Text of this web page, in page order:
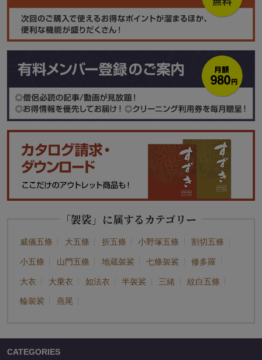
「袈裟」に属するカテゴリー
威儀五條 大五條 折五條 小野塚五條 割切五條
小五條 山門五條 地蔵袈裟 七條袈裟 修多羅
大衣 大乗衣 如法衣 半袈裟 三緒 紋白五條
輪袈裟 燕尾
CATEGORIES